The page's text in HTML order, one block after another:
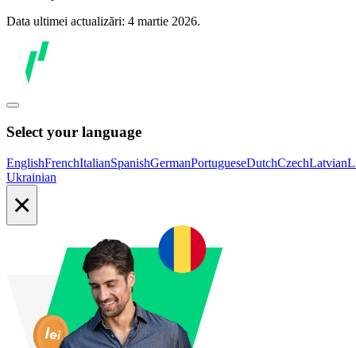
Data ultimei actualizări: 4 martie 2026.
Select your language
EnglishFrenchItalianSpanishGermanPortugueseDutchCzechLatvian
Ukrainian
×